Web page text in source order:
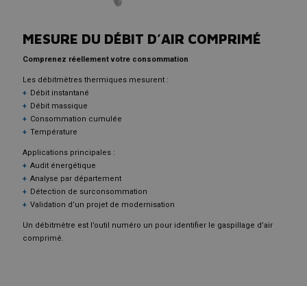
MESURE DU DÉBIT D’AIR COMPRIMÉ
Comprenez réellement votre consommation
Les débitmètres thermiques mesurent :
Débit instantané
Débit massique
Consommation cumulée
Température
Applications principales :
Audit énergétique
Analyse par département
Détection de surconsommation
Validation d’un projet de modernisation
Un débitmètre est l’outil numéro un pour identifier le gaspillage d’air
comprimé.